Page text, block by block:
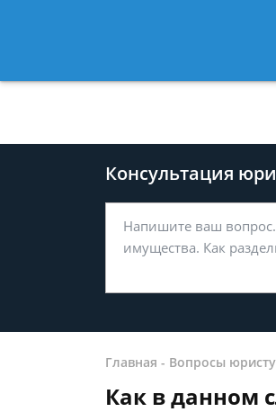
Консультация
Главная - Вопросы юристу
Как в данном